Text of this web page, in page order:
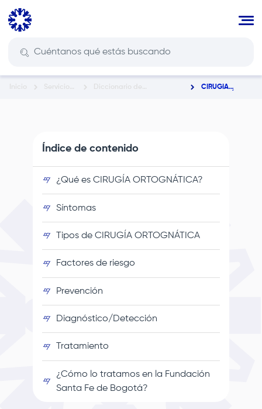
Pasar
principal
Inicio
Servicios
Diccionario de
CIRUGÍA
Índice de contenido
¿Qué es CIRUGÍA ORTOGNÁTICA?
Síntomas
Tipos de CIRUGÍA ORTOGNÁTICA
Factores de riesgo
Prevención
Diagnóstico/Detección
Tratamiento
¿Cómo lo tratamos en la Fundación
Santa Fe de Bogotá?